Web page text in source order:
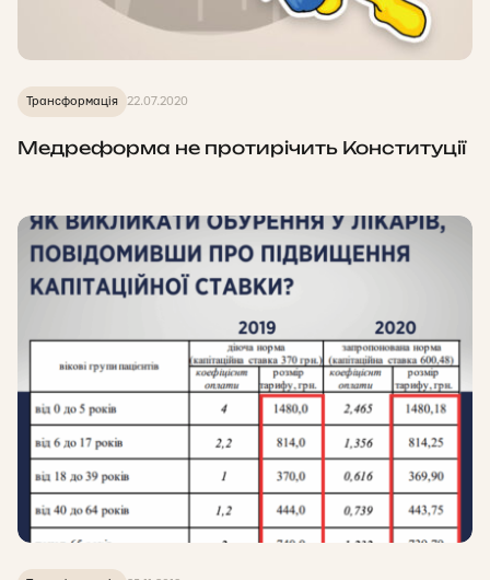
Трансформація 22.07.2020
Медреформа не протирічить Конституції